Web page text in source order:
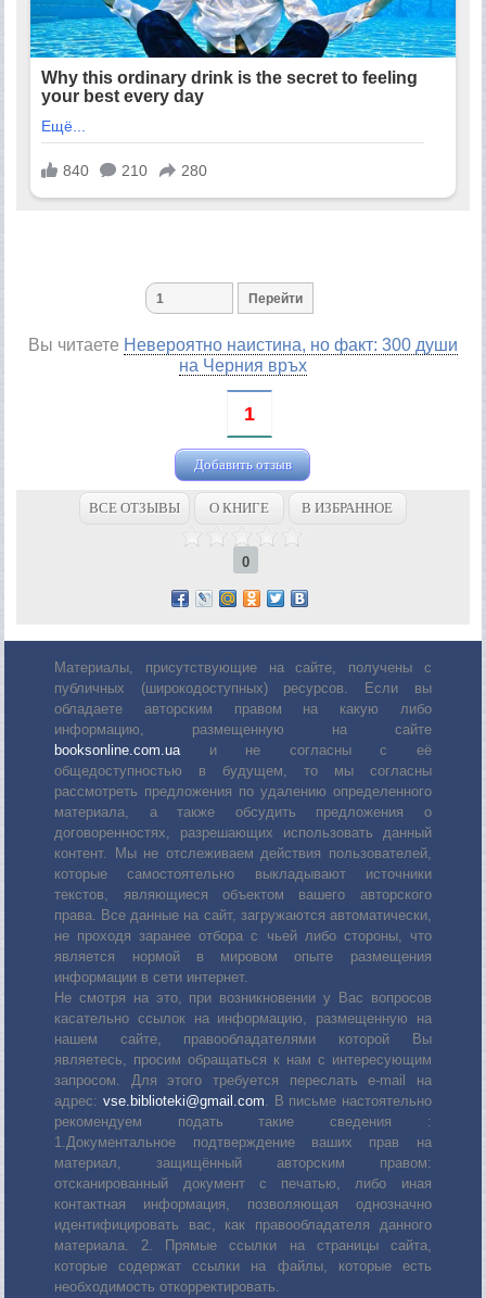
Вы читаете Невероятно наистина, но факт: 300 души
на Черния връх
1
Добавить отзыв
ВСЕ ОТЗЫВЫ О КНИГЕ В ИЗБРАННОЕ
0
Материалы, присутствующие на сайте, получены с
публичных (широкодоступных) ресурсов. Если вы
обладаете авторским правом на какую либо
информацию, размещенную на сайте
booksonline.com.uaи не согласны с её
общедоступностью в будущем, то мы согласны
рассмотреть предложения по удалению определенного
материала, а также обсудить предложения о
договоренностях, разрешающих использовать данный
контент. Мы не отслеживаем действия пользователей,
которые самостоятельно выкладывают источники
текстов, являющиеся объектом вашего авторского
права. Все данные на сайт, загружаются автоматически,
не проходя заранее отбора с чьей либо стороны, что
является нормой в мировом опыте размещения
информации в сети интернет.
Не смотря на это, при возникновении у Вас вопросов
касательно ссылок на информацию, размещенную на
нашем сайте, правообладателями которой Вы
являетесь, просим обращаться к нам с интересующим
запросом. Для этого требуется переслать е-mail на
адрес: vse.biblioteki@gmail.com. В письме настоятельно
рекомендуем подать такие сведения :
1.Документальное подтверждение ваших прав на
материал, защищённый авторским правом:
отсканированный документ с печатью, либо иная
контактная информация, позволяющая однозначно
идентифицировать вас, как правообладателя данного
материала. 2. Прямые ссылки на страницы сайта,
которые содержат ссылки на файлы, которые есть
необходимость откорректировать.